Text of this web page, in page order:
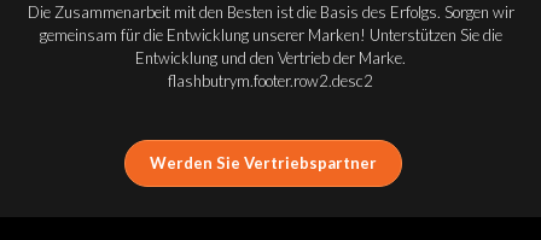
Die Zusammenarbeit mit den Besten ist die Basis des Erfolgs. Sorgen wir
gemeinsam für die Entwicklung unserer Marken! Unterstützen Sie die
Entwicklung und den Vertrieb der Marke.
flashbutrym.footer.row2.desc2
Werden Sie Vertriebspartner